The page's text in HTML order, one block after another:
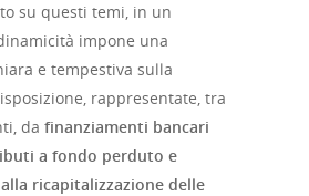
su questi temi, in un
impone una
e tempestiva sulla
rappresentate, tra
da finanziamenti bancari
a fondo perduto e
ricapitalizzazione delle